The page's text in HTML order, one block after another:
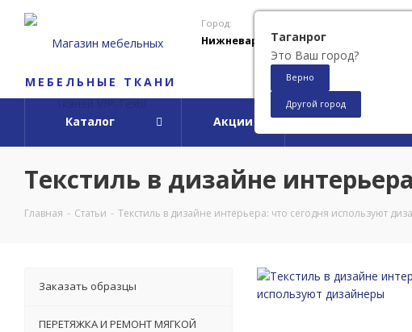
МЕБЕЛЬНЫЕ ТКАНИ
Город:
Нижневартовск
Каталог Акции О компании
Таганрог
Это Ваш город?
Верно
Другой город
Текстиль в дизайне
Главная - Статьи - Текстиль в дизайне интерьера: что сегодня используют
Заказать образцы
ПЕРЕТЯЖКА И РЕМОНТ МЯГКОЙ